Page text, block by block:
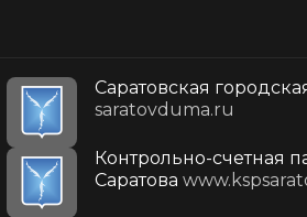
Саратовская
saratovduma.ru
Контрольно-счетная
Саратова